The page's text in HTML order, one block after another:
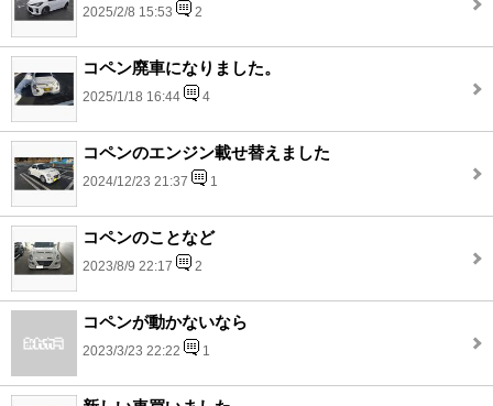
2025/2/8 15:53 2
コペン廃車になりました。
2025/1/18 16:44 4
コペンのエンジン載せ替えました
2024/12/23 21:37 1
コペンのことなど
2023/8/9 22:17 2
コペンが動かないなら
2023/3/23 22:22 1